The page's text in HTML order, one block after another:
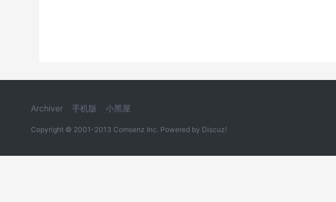
Archiver 手机版 小黑屋
Copyright © 2001-2013 Comsenz Inc. Powered by Discuz!